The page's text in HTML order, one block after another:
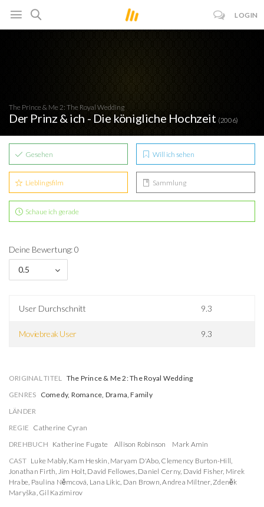
LOGIN
The Prince & Me 2: The Royal Wedding
Der Prinz & ich - Die königliche Hochzeit (2006)
Gesehen Will ich sehen
Lieblingsfilm Sammlung
Schaue ich gerade
Deine Bewertung: 0
0.5
User Durchschnitt 9.3
Moviebreak User 9.3
ORIGINAL TITEL The Prince & Me 2: The Royal Wedding
GENRES Comedy, Romance, Drama, Family
LÄNDER
REGIE Catherine Cyran
DREHBUCH Katherine Fugate Allison Robinson
Mark Amin
CAST Luke Mably, Kam Heskin, Maryam D'Abo, Clemency Burton-Hill,
Jonathan Firth, Jim Holt, David Fellowes, Daniel Cerny, David Fisher, Mirek
Hrabe, Paulina Němcová, Lana Likic, Dan Brown,Andrea Miltner,Zdeněk
Maryška, Gil Kazimirov